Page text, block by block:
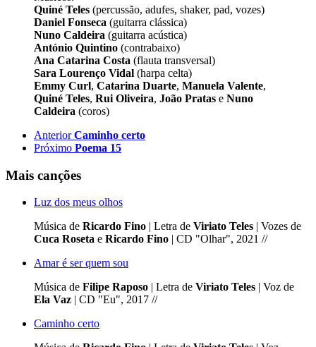
Quiné Teles (percussão, adufes, shaker, pad, vozes)
Daniel Fonseca (guitarra clássica)
Nuno Caldeira (guitarra acústica)
António Quintino (contrabaixo)
Ana Catarina Costa (flauta transversal)
Sara Lourenço Vidal (harpa celta)
Emmy Curl, Catarina Duarte, Manuela Valente,
Quiné Teles, Rui Oliveira, João Pratas e Nuno
Caldeira (coros)
Anterior Caminho certo
Próximo Poema 15
Mais canções
Luz dos meus olhos
Música de Ricardo Fino | Letra de Viriato Teles | Vozes de
Cuca Roseta e Ricardo Fino | CD "Olhar", 2021 //
Amar é ser quem sou
Música de Filipe Raposo | Letra de Viriato Teles | Voz de
Ela Vaz | CD "Eu", 2017 //
Caminho certo